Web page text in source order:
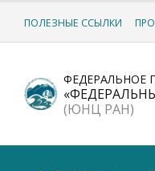
ПОЛЕЗНЫЕ ССЫЛКИ
ФЕДЕРАЛЬНОЕ
(ЮНЦ РАН)